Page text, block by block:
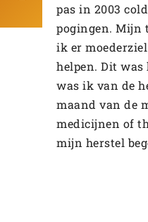
pas in 2003
pogingen. Mijn
ik er
helpen. Dit
was ik van de
maand van de
medicijnen of
mijn herstel